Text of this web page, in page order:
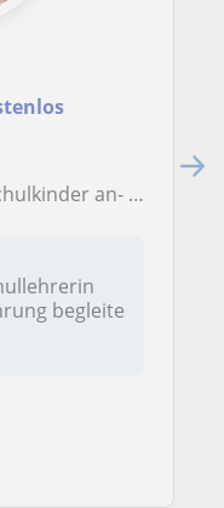
in den Sommerferien :)
begleite